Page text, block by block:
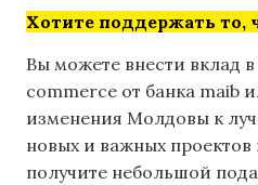
Хотите поддержать то,
Вы можете внести вклад
commerce от банка maib
изменения Молдовы к
новых и важных
получите небольшой